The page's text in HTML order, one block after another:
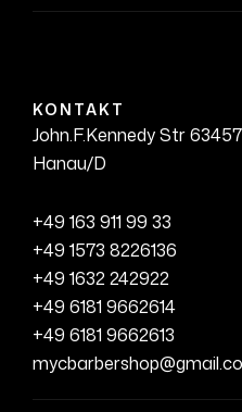
KONTAKT
John.F.Kennedy Str 63457
Hanau/D
+49 163 911 99 33
+49 1573 8226136
+49 1632 242922
+49 6181 9662614
+49 6181 9662613